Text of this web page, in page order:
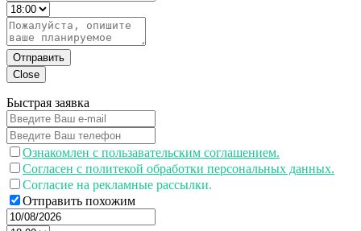
Отправить
Close
Быстрая заявка
Ознакомлен с пользавательским соглашением.
Согласен с политекой обработки персональных данных.
Согласие на рекламные рассылки.
Отправить похожим